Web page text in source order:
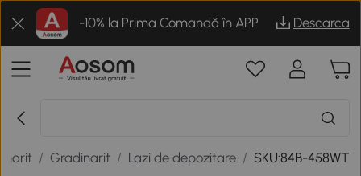
-10% la Prima Comandă în APP Descarca
/ Gradinarit / Lazi de depozitare / SKU:84B-458WT